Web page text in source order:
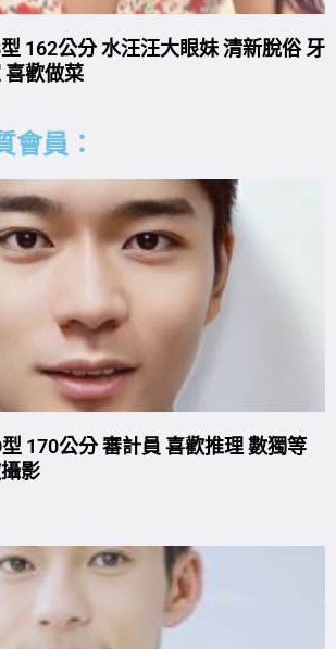
162公分 水汪汪大眼妹 清新脫俗 牙
喜歡做菜
會員：
170公分 審計員 喜歡推理 數獨等
影